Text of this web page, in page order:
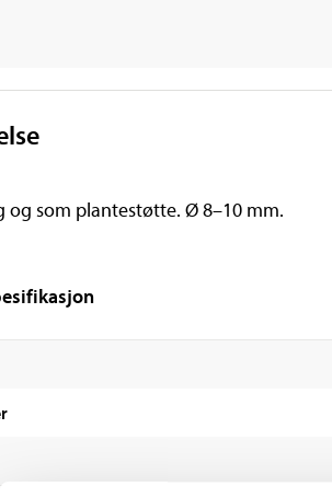
og som plantestøtte. Ø 8–10 mm.